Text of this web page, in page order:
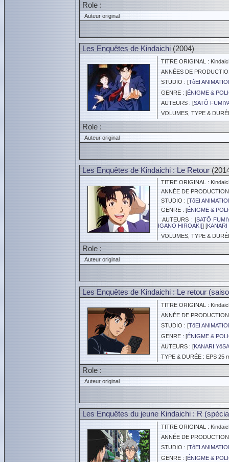
Role :
Auteur original
Les Enquêtes de Kindaichi (2004)
TITRE ORIGINAL :
ANNÉES DE
STUDIO : [TôEI
GENRE : [ÉNIGME &
AUTEURS : [SATÔ
VOLUMES, TYPE &
Role :
Auteur original
Les Enquêtes de Kindaichi : Le Retour
TITRE ORIGINAL :
ANNÉE DE
STUDIO : [TôEI
GENRE : [ÉNIGME &
AUTEURS : [SATÔ
IGANO HIROAKI]] [
VOLUMES, TYPE &
Role :
Auteur original
Les Enquêtes de Kindaichi : Le retour
TITRE ORIGINAL :
ANNÉE DE
STUDIO : [TôEI
GENRE : [ÉNIGME &
AUTEURS : [KANARI
TYPE & DURÉE : EPS 25
Role :
Auteur original
Les Enquêtes du jeune Kindaichi : R
TITRE ORIGINAL :
ANNÉE DE
STUDIO : [TôEI
GENRE : [ÉNIGME &